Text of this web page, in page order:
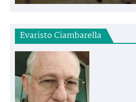
Evaristo Ciambarella